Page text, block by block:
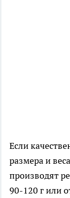
Если
размера и
производят
90-120 г или